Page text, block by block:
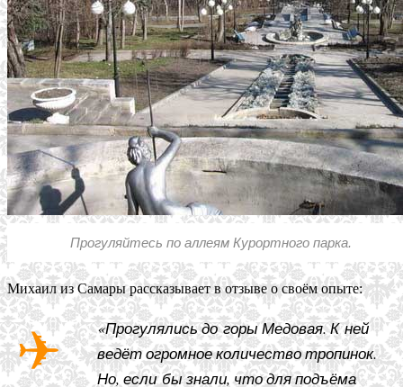
Прогуляйтесь по аллеям Курортного парка.
Михаил из Самары рассказывает в отзыве о своём опыте:
«Прогулялись до горы Медовая. К ней
ведёт огромное количество тропинок.
Но, если бы знали, что для подъёма